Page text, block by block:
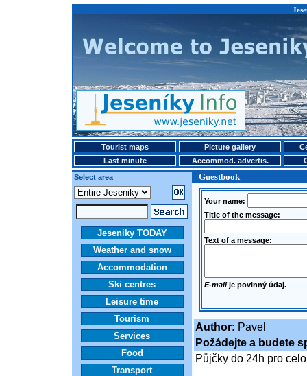
Tourist maps Picture gallery
Last minute
Accommod. advertis.
Select area
Guestbook
Jeseniky TODAY
Weather and snow
Accommodation
Ski centres
Leisure time
Tourism
Services
Food
Transport
Your name:
Title of the message:
Text of a message:
E-mailje povinný údaj.
Author: Pavel
Požádejte a budete
Půjčky do 24h pro